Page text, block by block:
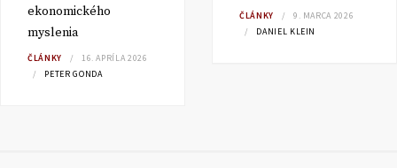
ekonomického
myslenia
ČLÁNKY
16. APRÍLA 2026
PETER GONDA
ČLÁNKY
9. MARCA 2026
DANIEL KLEIN